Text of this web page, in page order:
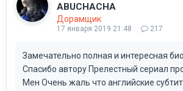
ABUCHACHA
Дорамщик
17 января 2019 21:48 217
Замечательно полная и интересная
Спасибо автору Прелестный сериал
Мен Очень жаль что английские